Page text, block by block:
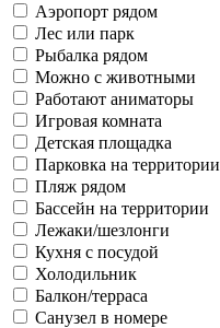
Аэропорт рядом
Лес или парк
Рыбалка рядом
Можно с животными
Работают аниматоры
Игровая комната
Детская площадка
Парковка на территории
Пляж рядом
Бассейн на территории
Лежаки/шезлонги
Кухня с посудой
Холодильник
Балкон/терраса
Санузел в номере